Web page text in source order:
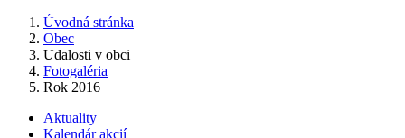
Úvodná stránka
Obec
Udalosti v obci
Fotogaléria
Rok 2016
Aktuality
Kalendár akcií